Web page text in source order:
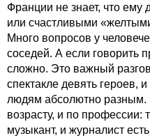
Франции не знает, что ему
или счастливыми
Много вопросов у
соседей. А если говорить
сложно. Это важный
спектакле девять героев,
людям абсолютно разным.
возрасту, и по профессии:
музыкант, и журналист